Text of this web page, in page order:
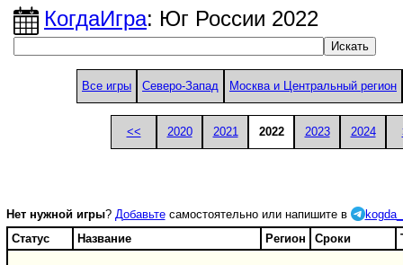
КогдаИгра: Юг России 2022
Все игры Северо-Запад Москва и Центральный регион
<< 2020 2021 2022 2023 2024
Нет нужной игры? Добавьтесамостоятельно или напишите в
Статус
Название Регион Сроки